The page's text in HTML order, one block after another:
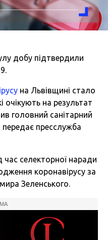
добу підтвердили
на Львівщині стало
очікують на результат
головний санітарний
передає пресслужба
час селекторної наради
коронавірусу за
Зеленського.